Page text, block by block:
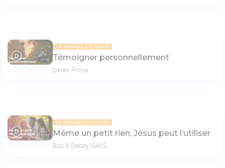
07:05
LA PENSÉE DU JOUR
Témoigner personnellement
Derek Prince
07:47
LA PENSÉE DU JOUR
Même un petit rien, Jésus peut l’utiliser
Bob & Debby GASS